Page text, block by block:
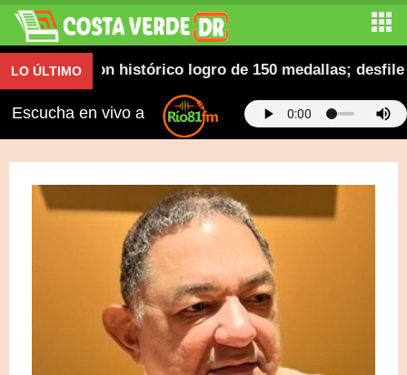
LO ÚLTIMO
con histórico logro de 150 medallas; desfile del
Escucha en vivo a